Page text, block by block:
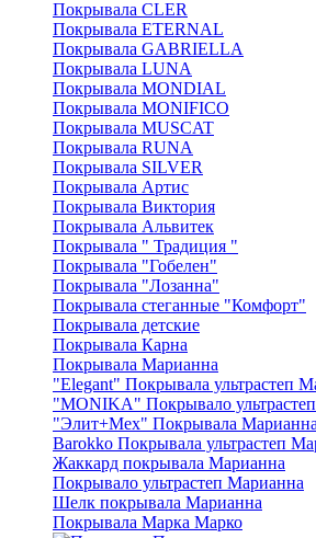
Покрывала CLER
Покрывала ETERNAL
Покрывала GABRIELLA
Покрывала LUNA
Покрывала MONDIAL
Покрывала MONIFICO
Покрывала MUSCAT
Покрывала RUNA
Покрывала SILVER
Покрывала Артис
Покрывала Виктория
Покрывала Альвитек
Покрывала " Традиция "
Покрывала "Гобелен"
Покрывала "Лозанна"
Покрывала стеганные "Комфорт"
Покрывала детские
Покрывала Карна
Покрывала Марианна
"Elegant" Покрывала ультрастеп
"MONIKA" Покрывало
"Элит+Мех" Покрывала Марианна
Barokko Покрывала ультрастеп
Жаккард покрывала Марианна
Покрывало ультрастеп Марианна
Шелк покрывала Марианна
Покрывала Марка Марко